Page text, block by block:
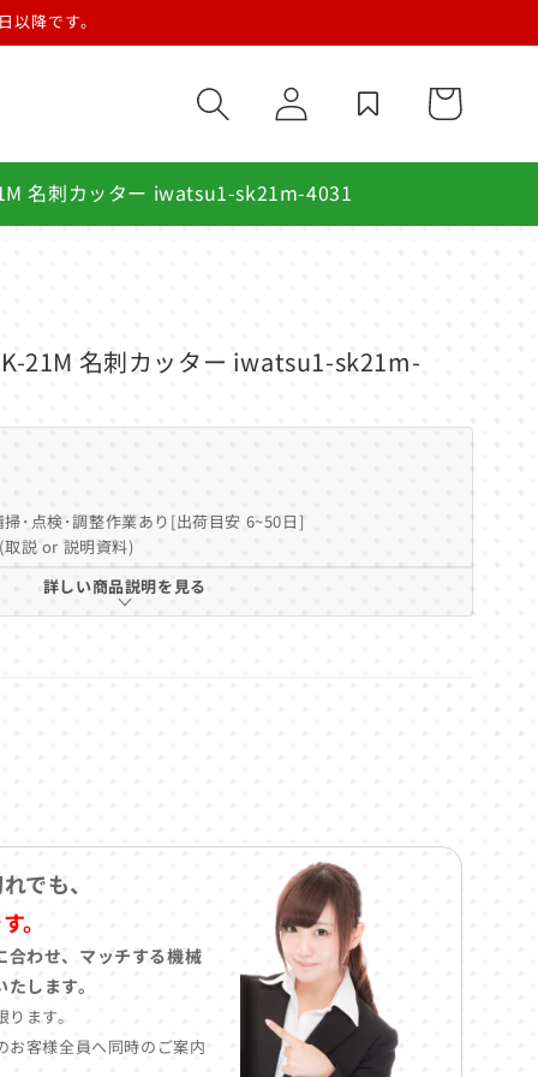
降です。
グ
イ
ー
名刺カッター iwatsu1-sk21m-4031
21M 名刺カッター iwatsu1-sk21m-
･点検･調整作業あり[出荷目安 6~50日]
説 or 説明資料)
詳しい商品説明を見る
でも、
。
合わせ、マッチする機械
します。
ます。
客様全員へ同時のご案内